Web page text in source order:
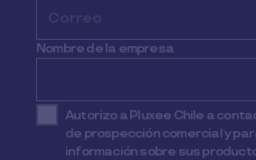
Nombre de la empresa
Autorizo a Pluxee Chile a
de prospección comercial y
información sobre sus